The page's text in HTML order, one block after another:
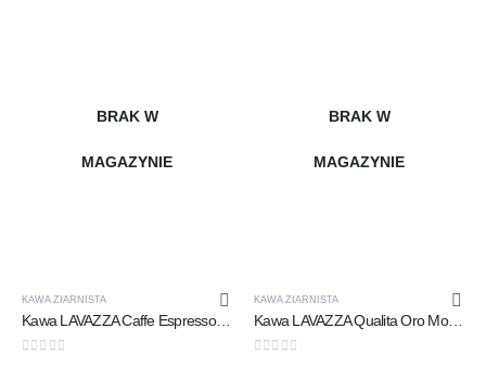
BRAK W
MAGAZYNIE
KAWA ZIARNISTA
Kawa LAVAZZA Caffe Espresso Italiano Classico 500G ZIARNISTA
BRAK W
MAGAZYNIE
KAWA ZIARNISTA
Kawa LAVAZZA Qualita Oro Mountain Grown 250g ziarnista